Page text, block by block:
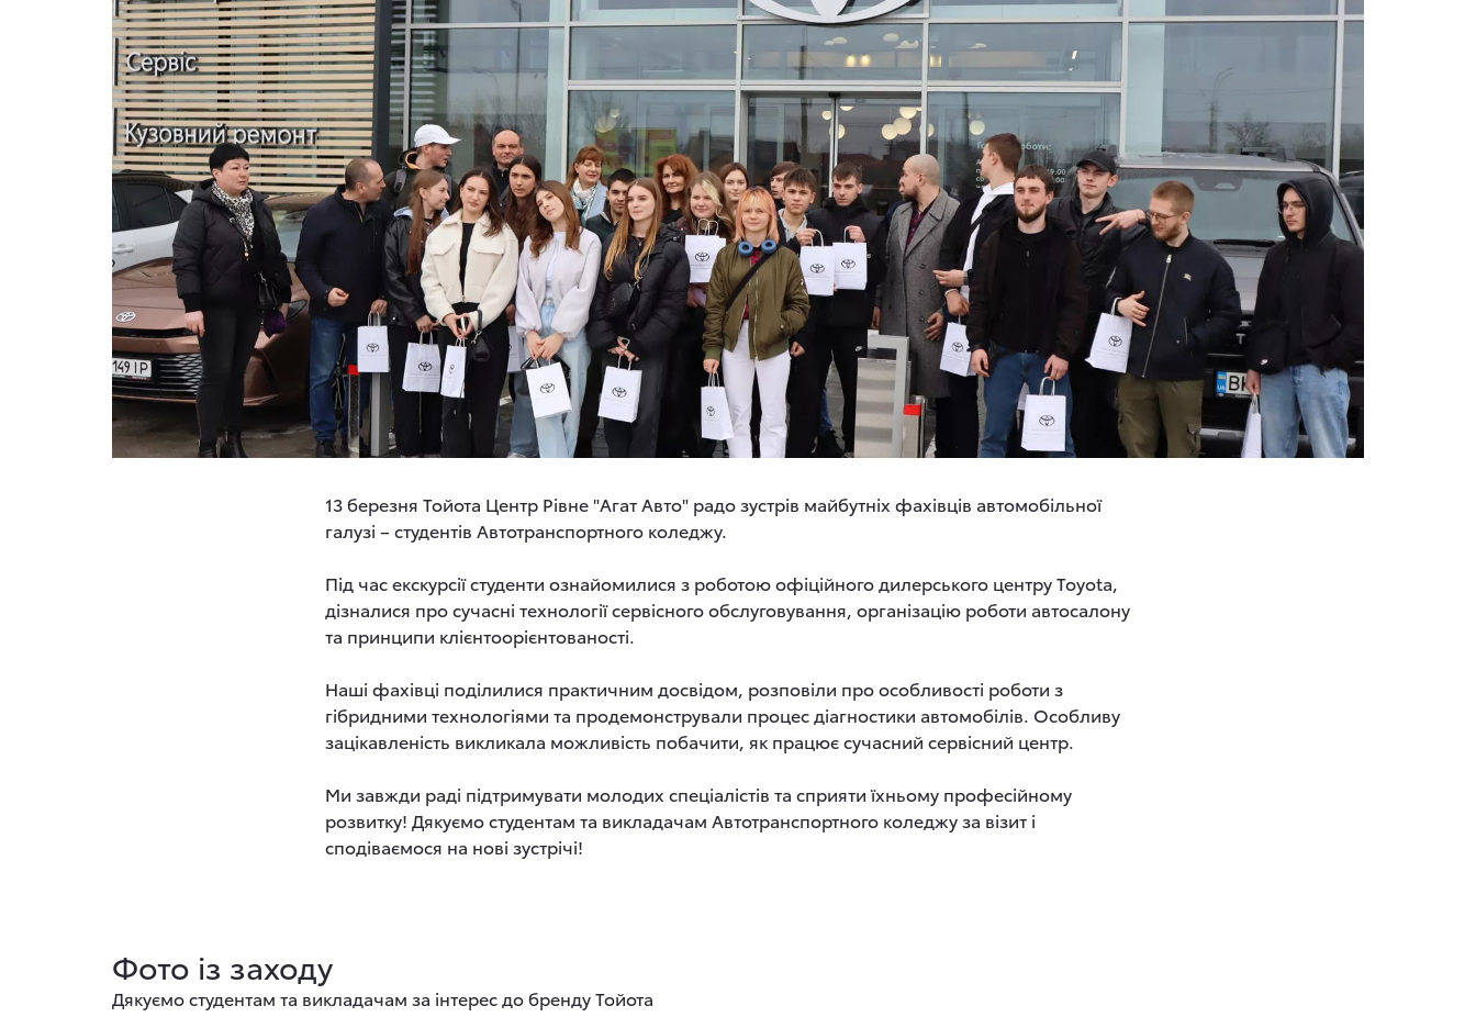
13 березня Тойота Центр Рівне "Агат Авто" радо зустрів майбутніх фахівців автомобільної
галузі – студентів Автотранспортного коледжу.
Під час екскурсії студенти ознайомилися з роботою офіційного дилерського центру Toyota,
дізналися про сучасні технології сервісного обслуговування, організацію роботи автосалону
та принципи клієнтоорієнтованості.
Наші фахівці поділилися практичним досвідом, розповіли про особливості роботи з
гібридними технологіями та продемонстрували процес діагностики автомобілів. Особливу
зацікавленість викликала можливість побачити, як працює сучасний сервісний центр.
Ми завжди раді підтримувати молодих спеціалістів та сприяти їхньому професійному
розвитку! Дякуємо студентам та викладачам Автотранспортного коледжу за візит і
сподіваємося на нові зустрічі!
Фото із заходу
Дякуємо студентам та викладачам за інтерес до бренду Тойота